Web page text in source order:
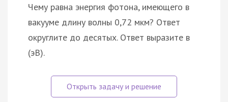
Чему равна энергия фотона, имеющего в
вакууме длину волны 0,72 мкм? Ответ
округлите до десятых. Ответ выразите в
(эВ).